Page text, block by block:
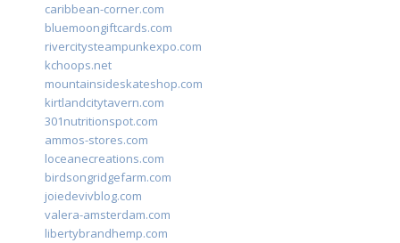
caribbean-corner.com
bluemoongiftcards.com
rivercitysteampunkexpo.com
kchoops.net
mountainsideskateshop.com
kirtlandcitytavern.com
301nutritionspot.com
ammos-stores.com
loceanecreations.com
birdsongridgefarm.com
joiedevivblog.com
valera-amsterdam.com
libertybrandhemp.com